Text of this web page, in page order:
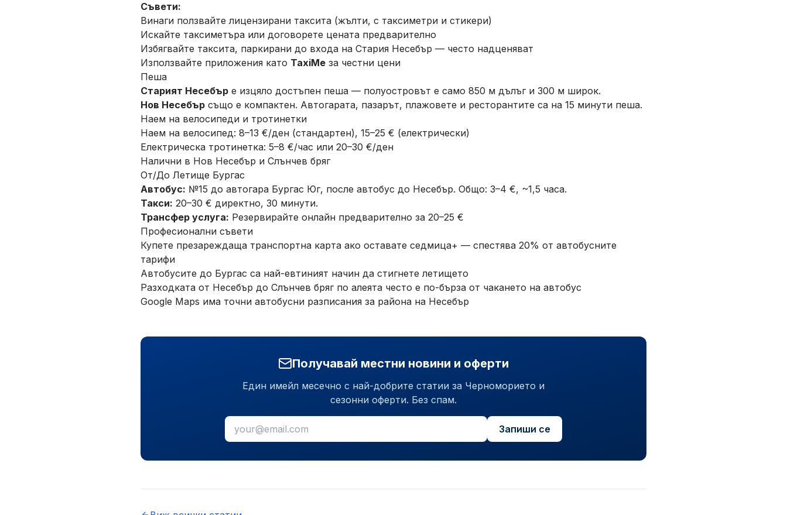
Съвети:
Винаги ползвайте лицензирани таксита (жълти, с таксиметри и стикери)
Искайте таксиметъра или договорете цената предварително
Избягвайте таксита, паркирани до входа на Стария Несебър — често надценяват
Използвайте приложения като TaxiMe за честни цени
Пеша
Старият Несебър е изцяло достъпен пеша — полуостровът е само 850 м дълъг и 300 м широк.
Нов Несебър също е компактен. Автогарата, пазарът, плажовете и ресторантите са на 15 минути пеша.
Наем на велосипеди и тротинетки
Наем на велосипед: 8–13 €/ден (стандартен), 15–25 € (електрически)
Електрическа тротинетка: 5–8 €/час или 20–30 €/ден
Налични в Нов Несебър и Слънчев бряг
От/До Летище Бургас
Автобус: №15 до автогара Бургас Юг, после автобус до Несебър. Общо: 3–4 €, ~1,5 часа.
Такси: 20–30 € директно, 30 минути.
Трансфер услуга: Резервирайте онлайн предварително за 20–25 €
Професионални съвети
Купете презареждаща транспортна карта ако оставате седмица+ — спестява 20% от автобусните
тарифи
Автобусите до Бургас са най-евтиният начин да стигнете летището
Разходката от Несебър до Слънчев бряг по алеята често е по-бърза от чакането на автобус
Google Maps има точни автобусни разписания за района на Несебър
Получавай местни новини и оферти
Един имейл месечно с най-добрите статии за Черноморието и
сезонни оферти. Без спам.
Запиши се